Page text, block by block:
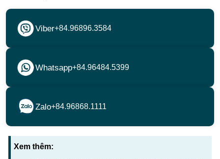
Viber+84.96896.3584
Whatsapp+84.96484.5399
Zalo+84.96868.1111
Xem thêm: